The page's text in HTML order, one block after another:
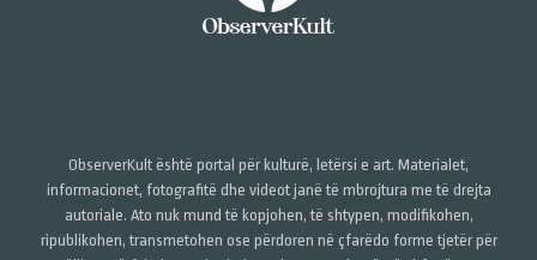
ObserverKult është portal për kulturë, letërsi e art. Materialet,
informacionet, fotografitë dhe videot janë të mbrojtura me të drejta
autoriale. Ato nuk mund të kopjohen, të shtypen, modifikohen,
ripublikohen, transmetohen ose përdoren në çfarëdo forme tjetër për